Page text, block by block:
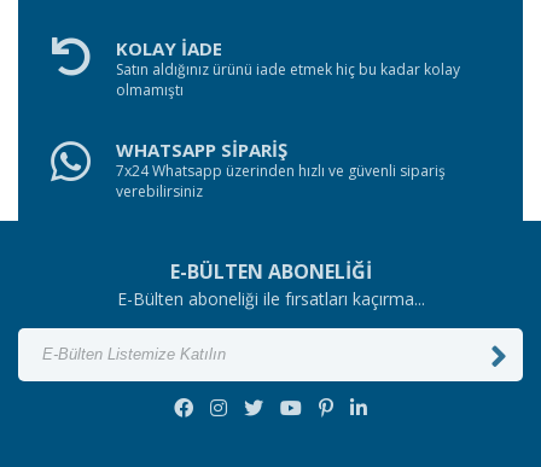
KOLAY İADE
Satın aldığınız ürünü iade etmek hiç bu kadar kolay
olmamıştı
WHATSAPP SİPARİŞ
7x24 Whatsapp üzerinden hızlı ve güvenli sipariş
verebilirsiniz
E-BÜLTEN ABONELİĞİ
E-Bülten aboneliği ile fırsatları kaçırma...